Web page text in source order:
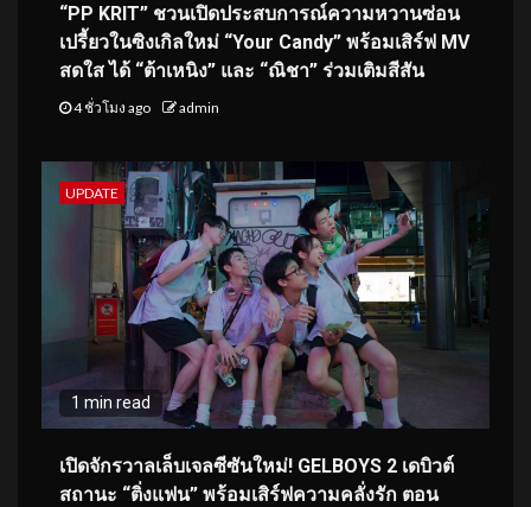
“PP KRIT” ชวนเปิดประสบการณ์ความหวานซ่อน
เปรี้ยวในซิงเกิลใหม่ “Your Candy” พร้อมเสิร์ฟ MV
สดใส ได้ “ต้าเหนิง” และ “ณิชา” ร่วมเติมสีสัน
4 ชั่วโมง ago admin
UPDATE
1 min read
เปิดจักรวาลเล็บเจลซีซันใหม่! GELBOYS 2 เดบิวต์
สถานะ “ติ่งแฟน” พร้อมเสิร์ฟความคลั่งรัก ตอน